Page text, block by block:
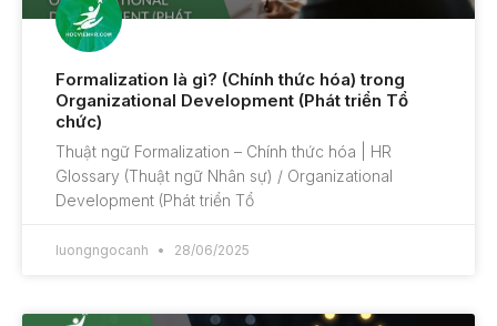
Formalization là gì? (Chính thức hóa) trong
Organizational Development (Phát triển Tổ
chức)
Thuật ngữ Formalization – Chính thức hóa | HR
Glossary (Thuật ngữ Nhân sự) / Organizational
Development (Phát triển Tổ
luongngocanh 28/06/2025